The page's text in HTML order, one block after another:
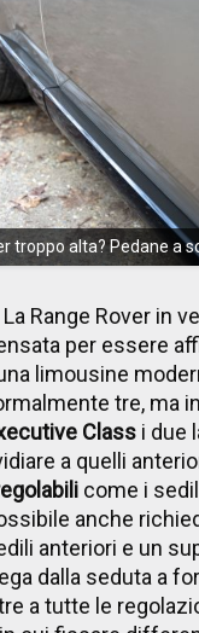
troppo alta? Pedane a
La Range Rover in
per essere
limousine
tre, ma
Class i due
a quelli
come i
anche
anteriori e un
dalla seduta a
a tutte le